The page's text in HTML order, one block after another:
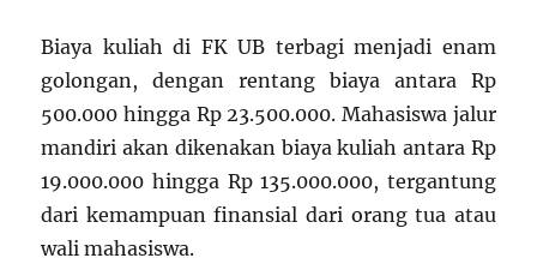
Biaya kuliah di FK UB terbagi menjadi enam
golongan, dengan rentang biaya antara Rp
500.000 hingga Rp 23.500.000. Mahasiswa jalur
mandiri akan dikenakan biaya kuliah antara Rp
19.000.000 hingga Rp 135.000.000, tergantung
dari kemampuan finansial dari orang tua atau
wali mahasiswa.